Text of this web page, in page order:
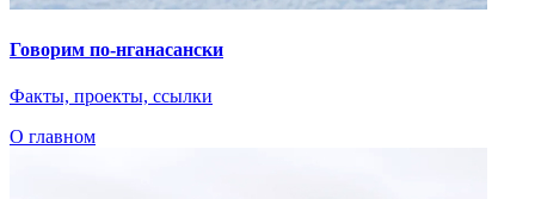
Говорим по-нганасански
Факты, проекты, ссылки
О главном